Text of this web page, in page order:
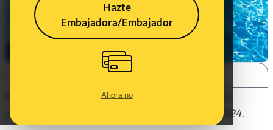
Hazte
Embajadora/Embajador
Ahora no
Republicamos este artículo de la
publicado en
el 25 de julio de 2024.